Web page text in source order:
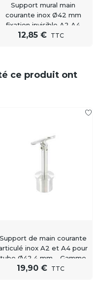
Support mural main
courante inox Ø42 mm
fixation invisible A2 A4
12,85 € TTC
ce produit ont
Support de main courante
inox A2 et A4 pour
tube Ø42,4 mm – Gamme
Signature
19,90 € TTC